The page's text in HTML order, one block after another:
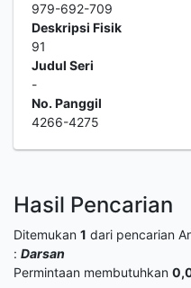
979-692-709
Deskripsi Fisik
91
Judul Seri
-
No. Panggil
4266-4275
Hasil Pencarian
Ditemukan 1 dari pencarian
: Darsan
Permintaan membutuhkan